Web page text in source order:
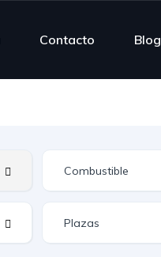
Contacto Blog